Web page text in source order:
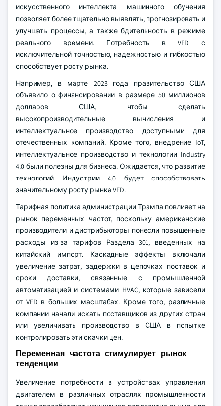
искусственного интеллекта машинного обучения
позволяет более тщательно выявлять, прогнозировать и
улучшать процессы, а также бдительность в режиме
реального времени. Потребность в VFD с
исключительной точностью, надежностью и гибкостью
способствует росту рынка.
Например, в марте 2023 года правительство США
объявило о финансировании в размере 50 миллионов
долларов США, чтобы сделать
высокопроизводительные вычисления и
интеллектуальное производство доступными для
отечественных компаний. Кроме того, внедрение IoT,
интеллектуальное производство и технологии Industry
4.0 были полезны для бизнеса. Ожидается, что развитие
технологий Индустрии 4.0 будет способствовать
значительному росту рынка VFD.
Тарифная политика администрации Трампа повлияет на
рынок переменных частот, поскольку американские
производители и дистрибьюторы понесли повышенные
расходы из-за тарифов Раздела 301, введенных на
китайский импорт. Каскадные эффекты включали
увеличение затрат, задержки в цепочках поставок и
сроки доставки, связанные с промышленной
автоматизацией и системами HVAC, которые зависели
от VFD в больших масштабах. Кроме того, различные
компании начали искать поставщиков из других стран
или увеличивать производство в США в попытке
контролировать эти скачки цен.
Переменная частота стимулирует рынок
тенденции
Увеличение потребности в устройствах управления
двигателем в различных отраслях промышленности